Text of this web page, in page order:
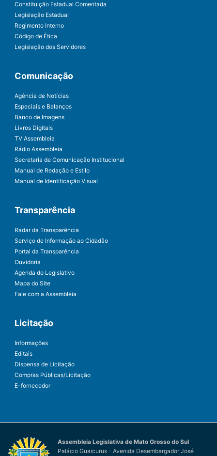
Constituição Estadual Comentada
Legislação Estadual
Regimento Interno
Código de Ética
Legislação dos Servidores
Comunicação
Agência de Notícias
Especiais e Balanços
Banco de Imagens
Livros Digitais
TV Assembleia
Rádio Assembleia
Secretaria de Comunicação Institucional
Manual de Redação e Estilo
Manual de Identificação Visual
Transparência
Radar da Transparência
Serviço de Informação ao Cidadão
Portal da Transparência
Ouvidoria
Agenda do Legislativo
Mapa do Site
Fale com a Assembleia
Licitação
Informações
Editais
Dispensa de Licitação
Compras Públicas/Licitação
E-fornecedor
Assembleia Legislativa de Mato Grosso do Sul
Palácio Guaicurus - Avenida Desembargador José